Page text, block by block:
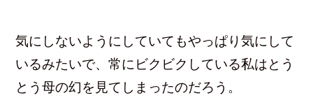
気にしないようにしていてもやっぱり気にして
いるみたいで、常にビクビクしている私はとう
とう母の幻を見てしまったのだろう。